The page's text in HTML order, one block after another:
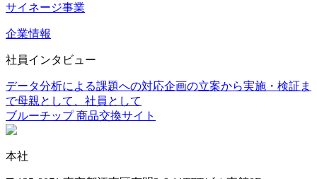
サイネージ事業
企業情報
社員インタビュー
データ分析による課題への対応企画の立案から実施・検証ま
で母親として、社員として
ブルーチップ 商品交換サイト
本社